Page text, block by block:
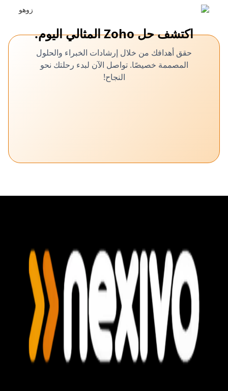
اكتشف حل Zoho المثالي اليوم.
حقق أهدافك من خلال إرشادات الخبراء والحلول
المصممة خصيصًا. تواصل الآن لبدء رحلتك نحو
النجاح!